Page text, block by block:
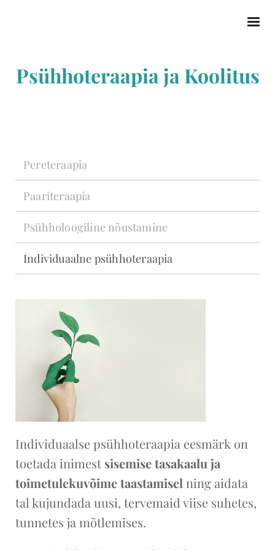
Psühhoteraapia ja Koolitus
Pereteraapia
Paariteraapia
Psühholoogiline nõustamine
Individuaalne psühhoteraapia
Individuaalse psühhoteraapia eesmärk on
toetada inimest sisemise tasakaalu ja
toimetulekuvõime taastamisel ning aidata
tal kujundada uusi, tervemaid viise suhetes,
tunnetes ja mõtlemises.